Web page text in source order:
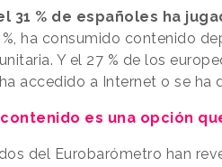
31 % de españoles ha
%, ha consumido contenido
Y el 27 % de los
accedido a Internet o se ha
es una opción
del Eurobarómetro han